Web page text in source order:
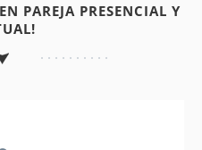
PAREJA PRESENCIAL Y